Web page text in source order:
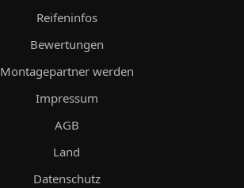
Reifeninfos
Bewertungen
Montagepartner werden
Impressum
AGB
Land
Datenschutz